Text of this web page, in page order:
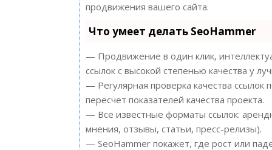
продвижения вашего сайта.
Что умеет делать SeoHammer
— Продвижение в один клик,
ссылок с высокой степенью качества у
— Регулярная проверка качества
пересчет показателей качества проекта.
— Все известные форматы ссылок:
мнения, отзывы, статьи, пресс-релизы).
— SeoHammer покажет, где рост или